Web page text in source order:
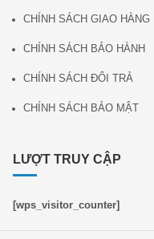
CHÍNH SÁCH GIAO HÀNG
CHÍNH SÁCH BẢO HÀNH
CHÍNH SÁCH ĐỔI TRẢ
CHÍNH SÁCH BẢO MẬT
LƯỢT TRUY CẬP
[wps_visitor_counter]